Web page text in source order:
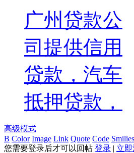
广州贷款公
司提供信用
贷款，汽车
抵押贷款，
高级模式
B Color Image Link Quote Code Smilies
您需要登录后才可以回帖 登录 | 立